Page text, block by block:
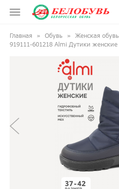
Главная Обувь
Женская обувь
919111-601218 Almi Дутики женские